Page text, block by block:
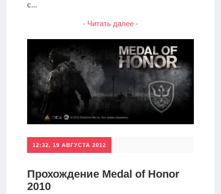
с...
- Читать далее -
12:32, 19 АВГУСТА 2012
Прохождение Medal of Honor
2010